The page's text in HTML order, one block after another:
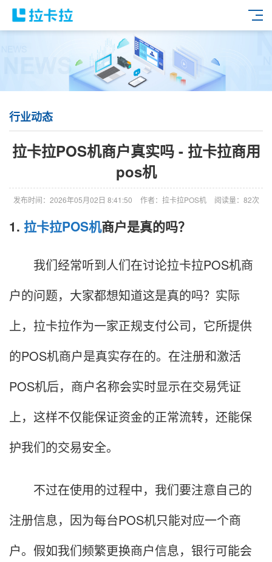
行业动态
拉卡拉POS机商户真实吗 - 拉卡拉商用
pos机
发布时间：2026年05月02日 8:41:50 作者：拉卡拉POS机 阅读量：82次
1. 拉卡拉POS机商户是真的吗？
我们经常听到人们在讨论拉卡拉POS机商
户的问题，大家都想知道这是真的吗？实际
上，拉卡拉作为一家正规支付公司，它所提供
的POS机商户是真实存在的。在注册和激活
POS机后，商户名称会实时显示在交易凭证
上，这样不仅能保证资金的正常流转，还能保
护我们的交易安全。
不过在使用的过程中，我们要注意自己的
注册信息，因为每台POS机只能对应一个商
户。假如我们频繁更换商户信息，银行可能会